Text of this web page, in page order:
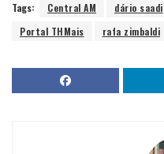
Tags: Central AM dário saadi
Portal THMais
rafa zimbaldi